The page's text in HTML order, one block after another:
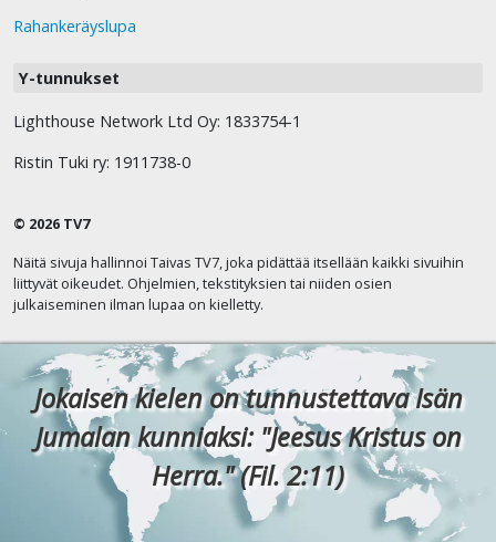
Rahankeräyslupa
Y-tunnukset
Lighthouse Network Ltd Oy: 1833754-1
Ristin Tuki ry: 1911738-0
© 2026 TV7
Näitä sivuja hallinnoi Taivas TV7, joka pidättää itsellään kaikki sivuihin
liittyvät oikeudet. Ohjelmien, tekstityksien tai niiden osien
julkaiseminen ilman lupaa on kielletty.
Jokaisen kielen on tunnustettava Isän
Jumalan kunniaksi: "Jeesus Kristus on
Herra." (Fil. 2:11)